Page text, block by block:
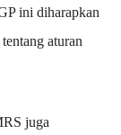
ini diharapkan
aturan
juga